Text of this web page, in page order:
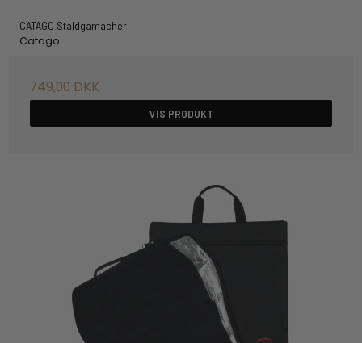
CATAGO Staldgamacher
Catago
749,00 DKK
VIS PRODUKT